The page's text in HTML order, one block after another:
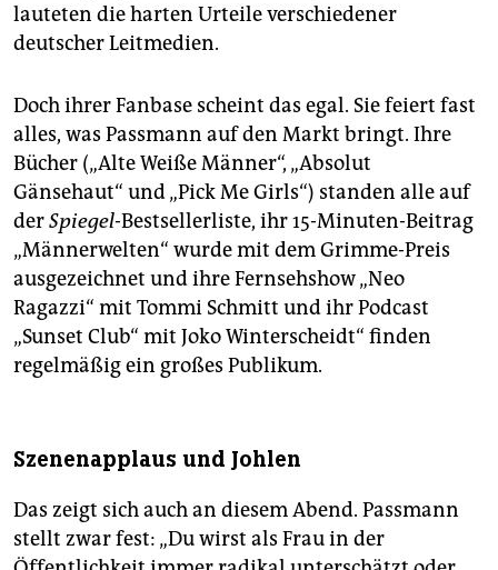
lauteten die harten Urteile verschiedener
deutscher Leitmedien.
Doch ihrer Fan­base scheint das egal. Sie feiert fast
alles, was Passmann auf den Markt bringt. Ihre
Bücher („Alte Weiße Männer“, „Absolut
Gänsehaut“ und „Pick Me Girls“) standen alle auf
derSpiegel-Bestsellerliste, ihr 15-Minuten-Beitrag
„Männerwelten“ wurde mit dem Grimme-Preis
ausgezeichnet und ihre Fernsehshow „Neo
Ragazzi“ mit Tommi Schmitt und ihr Podcast
„Sunset Club“ mit Joko Winterscheidt“ finden
regelmäßig ein großes Publikum.
Szenenapplaus und Johlen
Das zeigt sich auch an diesem Abend. Passmann
stellt zwar fest: „Du wirst als Frau in der